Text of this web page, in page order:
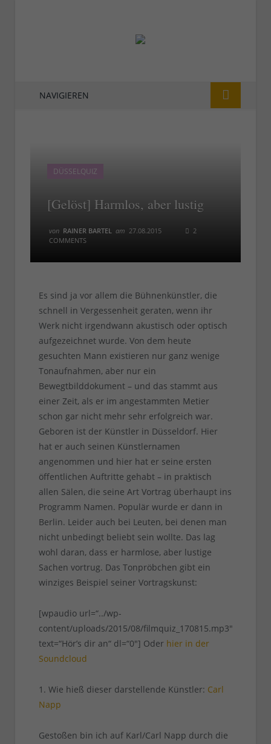
NAVIGIEREN
DÜSSELQUIZ
[Gelöst] Harmlos, aber lustig
von RAINER BARTEL am 27.08.2015
2
COMMENTS
Es sind ja vor allem die Bühnenkünstler, die
schnell in Vergessenheit geraten, wenn ihr
Werk nicht irgendwann akustisch oder optisch
aufgezeichnet wurde. Von dem heute
gesuchten Mann existieren nur ganz wenige
Tonaufnahmen, aber nur ein
Bewegtbilddokument – und das stammt aus
einer Zeit, als er im angestammten Metier
schon gar nicht mehr sehr erfolgreich war.
Geboren ist der Künstler in Düsseldorf. Hier
hat er auch seinen Künstlernamen
angenommen und hier hat er seine ersten
öffentlichen Auftritte gehabt – in praktisch
allen Sälen, die seine Art Vortrag überhaupt ins
Programm Namen. Populär wurde er dann in
Berlin. Leider auch bei Leuten, bei denen man
nicht unbedingt beliebt sein wollte. Das lag
wohl daran, dass er harmlose, aber lustige
Sachen vortrug. Das Tonpröbchen gibt ein
winziges Beispiel seiner Vortragskunst:
[wpaudio url=“../wp-
content/uploads/2015/08/filmquiz_170815.mp3″
text=“Hör’s dir an“ dl=“0″] Oder hier in der
Soundcloud
1. Wie hieß dieser darstellende Künstler: Carl
Napp
Gestoßen bin ich auf Karl/Carl Napp durch die